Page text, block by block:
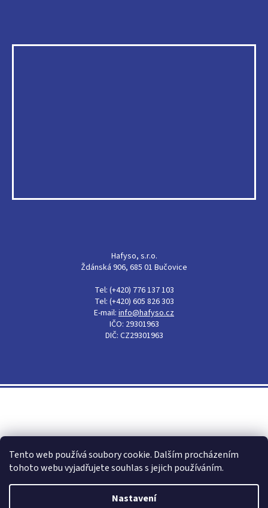
Tento web používá soubory cookie. Dalším procházením
tohoto webu vyjadřujete souhlas s jejich používáním.
Nastavení
Hafyso, s.r.o.
Ždánská 906, 685 01 Bučovice
Tel: (+420) 776 137 103
Tel: (+420) 605 826 303
E-mail: info@hafyso.cz
IČO: 29301963
DIČ: CZ29301963